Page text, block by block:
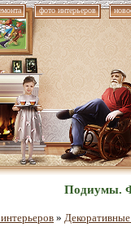
фото интерьеров
Подиумы.
»